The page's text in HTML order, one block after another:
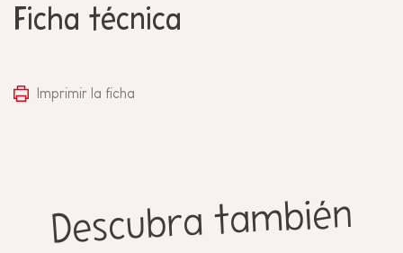
Ficha técnica
Imprimir la ficha
Descubra también